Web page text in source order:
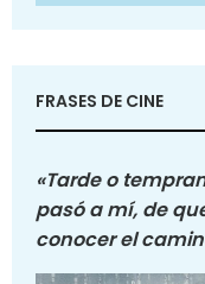
FRASES DE CINE
«Tarde o
pasó a mí, de
conocer el